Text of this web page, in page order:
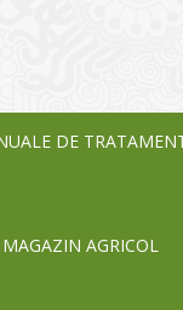
DE
AGRICOL